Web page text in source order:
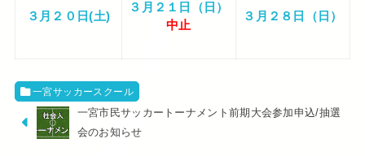
３月２０日(土)
３月２１日（日）
中止
３月２８日（日）
一宮サッカースクール
一宮市民サッカートーナメント前期大会参加申込/抽選
会のお知らせ